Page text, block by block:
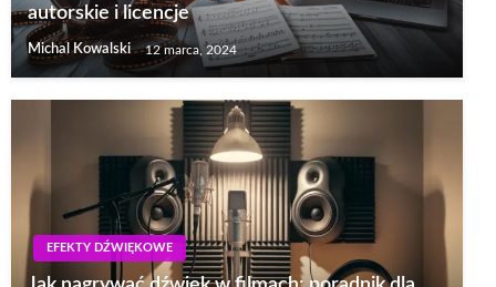
autorskie i licencje
Michal Kowalski 12 marca, 2024
EFEKTY DŹWIĘKOWE